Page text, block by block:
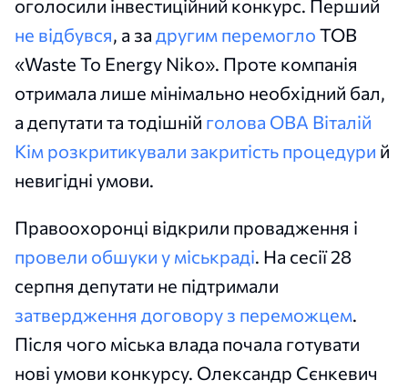
оголосили інвестиційний конкурс. Перший
не відбувся, а за другим перемогло ТОВ
«Waste To Energy Niko». Проте компанія
отримала лише мінімально необхідний бал,
а депутати та тодішній голова ОВА Віталій
Кім розкритикували закритість процедури й
невигідні умови.
Правоохоронці відкрили провадження і
провели обшуки у міськраді. На сесії 28
серпня депутати не підтримали
затвердження договору з переможцем.
Після чого міська влада почала готувати
нові умови конкурсу. Олександр Сєнкевич